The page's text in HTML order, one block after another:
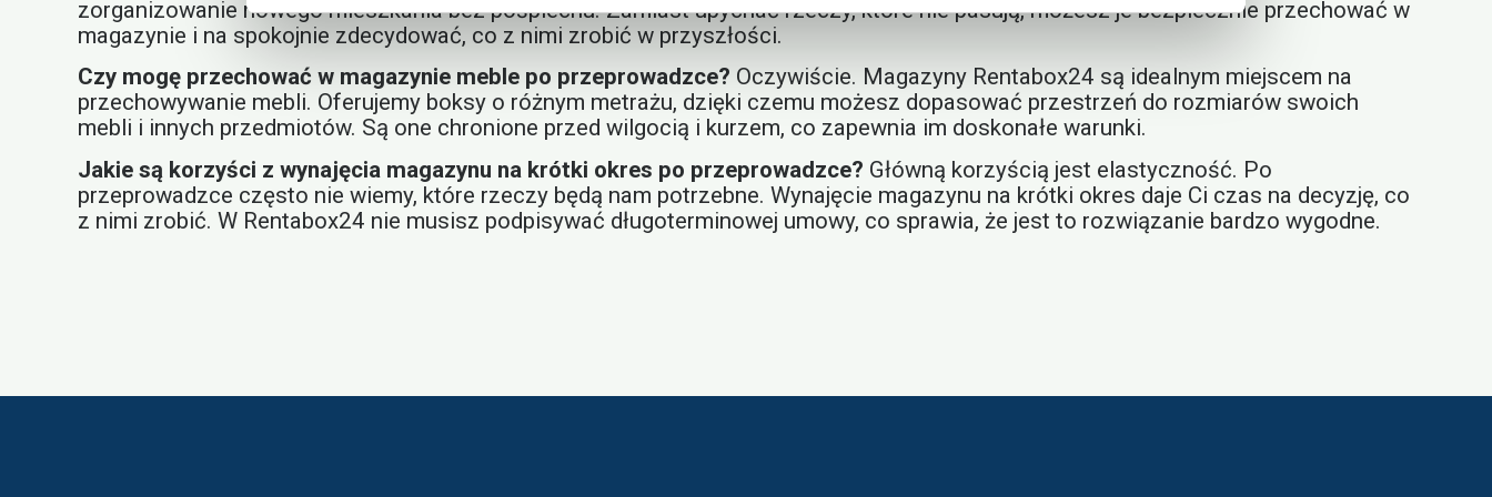
zorganizowanie nowego mieszkania bez pośpiechu. Zamiast upychać rzeczy, które nie pasują, możesz je bezpiecznie przechować w
magazynie i na spokojnie zdecydować, co z nimi zrobić w przyszłości.
Czy mogę przechować w magazynie meble po przeprowadzce? Oczywiście. Magazyny Rentabox24 są idealnym miejscem na
przechowywanie mebli. Oferujemy boksy o różnym metrażu, dzięki czemu możesz dopasować przestrzeń do rozmiarów swoich
mebli i innych przedmiotów. Są one chronione przed wilgocią i kurzem, co zapewnia im doskonałe warunki.
Jakie są korzyści z wynajęcia magazynu na krótki okres po przeprowadzce? Główną korzyścią jest elastyczność. Po
przeprowadzce często nie wiemy, które rzeczy będą nam potrzebne. Wynajęcie magazynu na krótki okres daje Ci czas na decyzję, co
z nimi zrobić. W Rentabox24 nie musisz podpisywać długoterminowej umowy, co sprawia, że jest to rozwiązanie bardzo wygodne.